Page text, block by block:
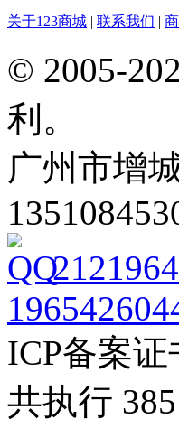
关于123商城 | 联系我们 |
© 2005-
利。
广州市增
ICP备案证
共执行